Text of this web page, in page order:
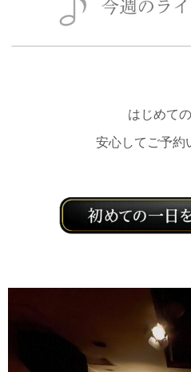
はじめて
安心してご予約